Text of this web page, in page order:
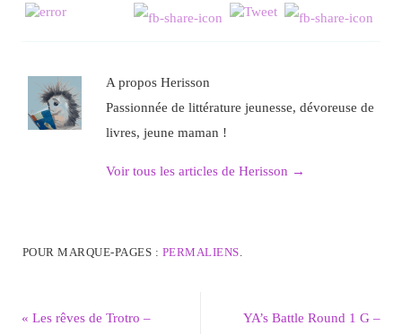
A propos Herisson
Passionnée de littérature jeunesse, dévoreuse de
livres, jeune maman !
Voir tous les articles de Herisson →
POUR MARQUE-PAGES : PERMALIENS
« Les rêves de Trotro –
YA’s Battle Round 1 G –